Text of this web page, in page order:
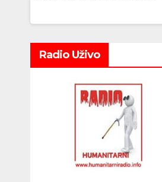
Radio Uživo